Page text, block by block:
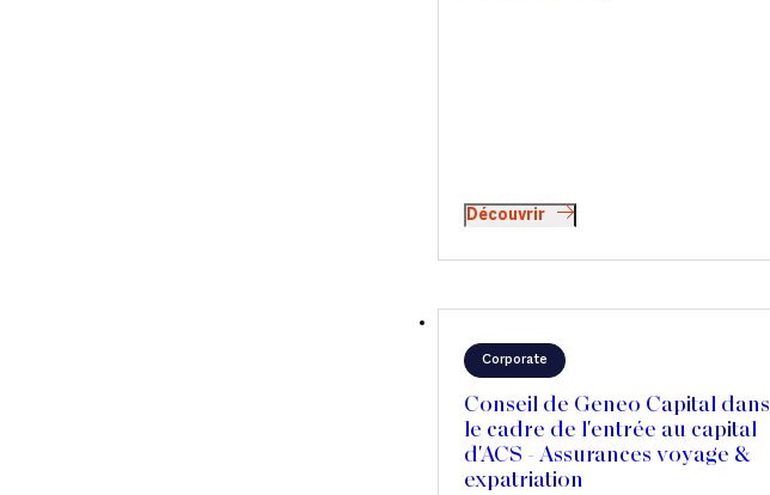
Découvrir
Corporate
Conseil de Geneo Capital dans
le cadre de l'entrée au capital
d'ACS - Assurances voyage &
expatriation